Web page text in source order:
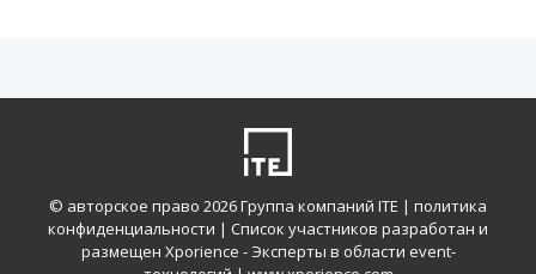
© авторское право 2026 Группа компаний ITE | политика
конфиденциальности | Список участников разработан и
размещен Xporience - Эксперты в области event-